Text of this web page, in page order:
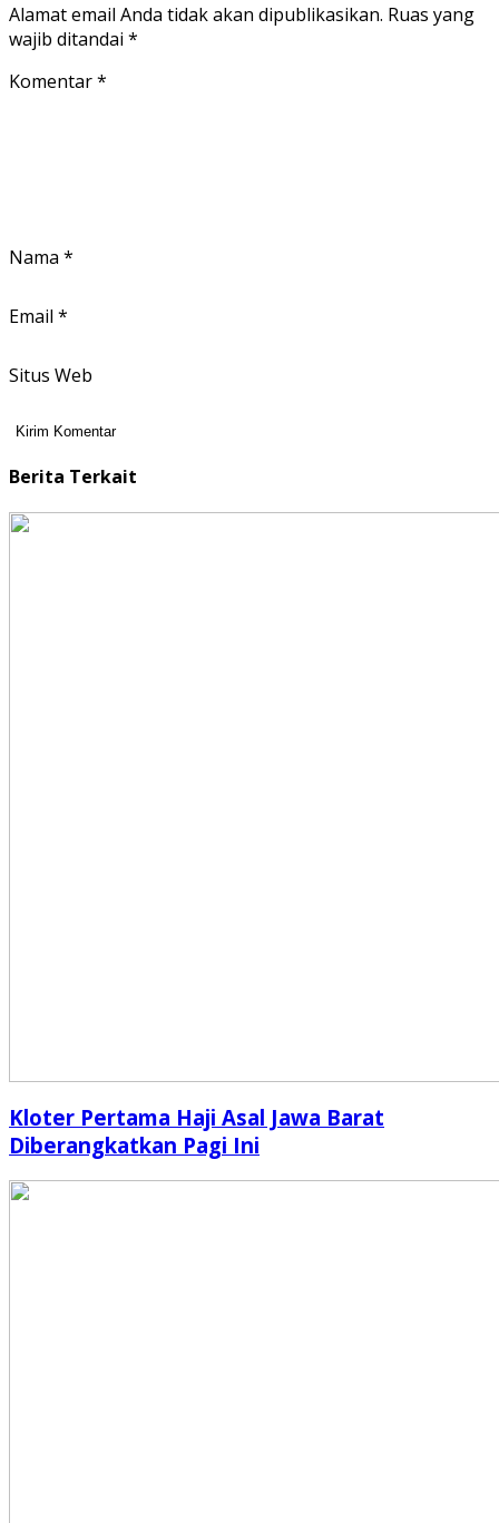
Alamat email Anda tidak akan dipublikasikan. Ruas yang
wajib ditandai *
Komentar*
Nama *
Email *
Situs Web
Berita Terkait
Kloter Pertama Haji Asal Jawa Barat
Diberangkatkan Pagi Ini